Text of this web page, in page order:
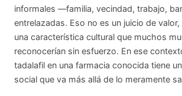
informales —familia, vecindad, trabajo,
entrelazadas. Eso no es un juicio de
una característica cultural que muchos
reconocerían sin esfuerzo. En ese
tadalafil en una farmacia conocida tiene
social que va más allá de lo meramente